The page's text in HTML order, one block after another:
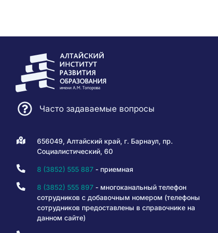
Часто задаваемые вопросы
656049, Алтайский край, г. Барнаул, пр.
Социалистический, 60
8 (3852) 555 887- приемная
8 (3852) 555 897- многоканальный телефон
сотрудников с добавочным номером (телефоны
сотрудников предоставлены в справочнике на
данном сайте)